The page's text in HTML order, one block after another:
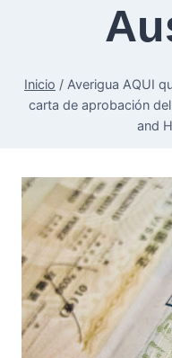
Inicio / Averigua AQUI
carta de aprobación
and